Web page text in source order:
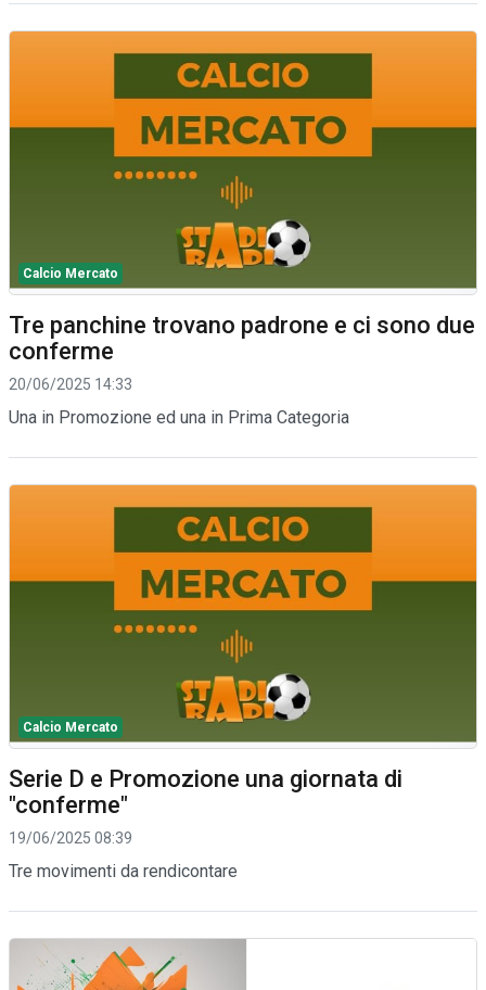
Calcio Mercato
Tre panchine trovano padrone e ci sono due
conferme
20/06/2025 14:33
Una in Promozione ed una in Prima Categoria
Calcio Mercato
Serie D e Promozione una giornata di
"conferme"
19/06/2025 08:39
Tre movimenti da rendicontare